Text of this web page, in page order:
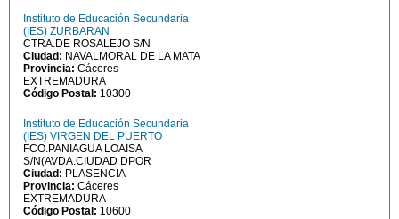
Instituto de Educación Secundaria
(IES) ZURBARAN
CTRA.DE ROSALEJO S/N
Ciudad: NAVALMORAL DE LA MATA
Provincia: Cáceres
EXTREMADURA
Código Postal: 10300
Instituto de Educación Secundaria
(IES) VIRGEN DEL PUERTO
FCO.PANIAGUA LOAISA
S/N(AVDA.CIUDAD DPOR
Ciudad: PLASENCIA
Provincia: Cáceres
EXTREMADURA
Código Postal: 10600